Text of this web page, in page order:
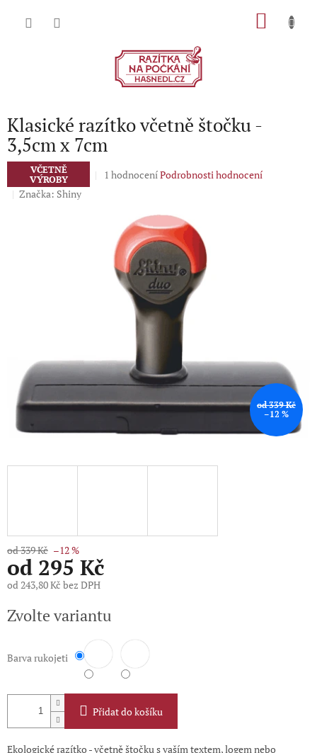
Klasické razítko včetně štočku -
3,5cm x 7cm
VČETNĚ
VÝROBY
Průměrné
hvězdiček.
1 hodnoceníPodrobnosti hodnocení
Značka: Shiny
od 339 Kč
–12 %
od 339 Kč –12 %
od 295 Kč
od 243,80 Kč bez DPH
cena:
Zvolte variantu
Barva rukojeti
Přidat do košíku
Ekologické razítko - včetně štočku s vaším textem, logem nebo